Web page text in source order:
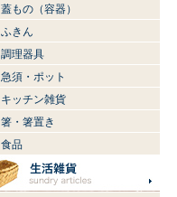
蓋もの（容器）
ふきん
調理器具
急須・ポット
キッチン雑貨
箸・箸置き
食品